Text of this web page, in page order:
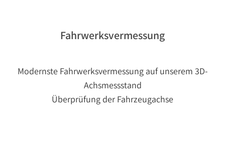
Fahrwerksvermessung
Modernste Fahrwerksvermessung auf unserem 3D-
Achsmessstand
Überprüfung der Fahrzeugachse